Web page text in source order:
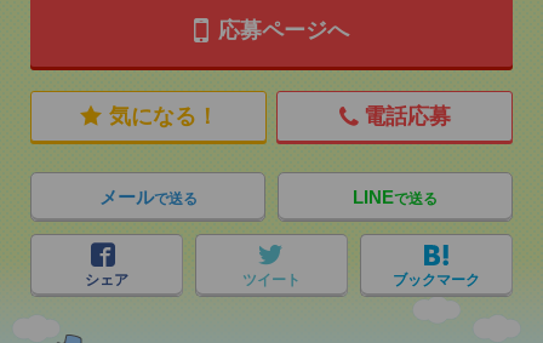
応募ページへ
気になる！ 電話応募
メールで送る LINEで送る
シェア ツイート ブックマーク